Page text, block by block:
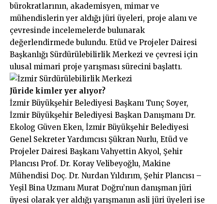
bürokratlarının, akademisyen, mimar ve
mühendislerin yer aldığı jüri üyeleri, proje alanı ve
çevresinde incelemelerde bulunarak
değerlendirmede bulundu. Etüd ve Projeler Dairesi
Başkanlığı Sürdürülebilirlik Merkezi ve çevresi için
ulusal mimari proje yarışması sürecini başlattı.
Jüride kimler yer alıyor?
İzmir Büyükşehir Belediyesi Başkanı Tunç Soyer,
İzmir Büyükşehir Belediyesi Başkan Danışmanı Dr.
Ekolog Güven Eken, İzmir Büyükşehir Belediyesi
Genel Sekreter Yardımcısı Şükran Nurlu, Etüd ve
Projeler Dairesi Başkanı Vahyettin Akyol, Şehir
Plancısı Prof. Dr. Koray Velibeyoğlu, Makine
Mühendisi Doç. Dr. Nurdan Yıldırım, Şehir Plancısı –
Yeşil Bina Uzmanı Murat Doğru’nun danışman jüri
üyesi olarak yer aldığı yarışmanın asli jüri üyeleri ise